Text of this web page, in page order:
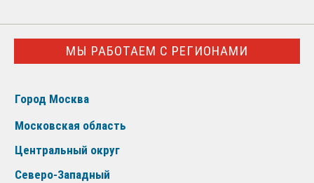
МЫ РАБОТАЕМ С РЕГИОНАМИ
Город Москва
Московская область
Центральный округ
Северо-Западный